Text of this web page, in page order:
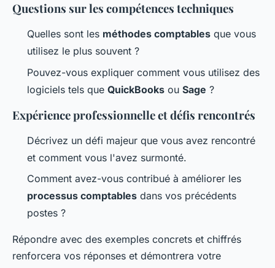
Questions sur les compétences techniques
Quelles sont les méthodes comptables que vous
utilisez le plus souvent ?
Pouvez-vous expliquer comment vous utilisez des
logiciels tels que QuickBooks ou Sage ?
Expérience professionnelle et défis rencontrés
Décrivez un défi majeur que vous avez rencontré
et comment vous l'avez surmonté.
Comment avez-vous contribué à améliorer les
processus comptables dans vos précédents
postes ?
Répondre avec des exemples concrets et chiffrés
renforcera vos réponses et démontrera votre